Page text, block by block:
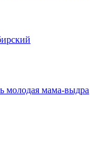
молодая мама-выдра